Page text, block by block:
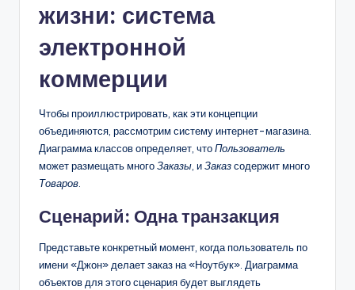
жизни: система
электронной
коммерции
Чтобы проиллюстрировать, как эти концепции
объединяются, рассмотрим систему интернет-магазина.
Диаграмма классов определяет, чтоПользователь
может размещать многоЗаказы, иЗаказсодержит много
Товаров.
Сценарий: Одна транзакция
Представьте конкретный момент, когда пользователь по
имени «Джон» делает заказ на «Ноутбук». Диаграмма
объектов для этого сценария будет выглядеть